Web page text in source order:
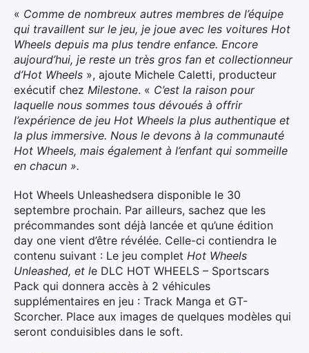
« Comme de nombreux autres membres de l’équipe
qui travaillent sur le jeu, je joue avec les voitures Hot
Wheels depuis ma plus tendre enfance. Encore
aujourd’hui, je reste un très gros fan et collectionneur
d’Hot Wheels », ajoute Michele Caletti, producteur
exécutif chez Milestone. « C’est la raison pour
laquelle nous sommes tous dévoués à offrir
l’expérience de jeu Hot Wheels la plus authentique et
la plus immersive. Nous le devons à la communauté
Hot Wheels, mais également à l’enfant qui sommeille
en chacun ».
Hot Wheels Unleashedsera disponible le 30
septembre prochain. Par ailleurs, sachez que les
précommandes sont déjà lancée et qu’une édition
day one vient d’être révélée. Celle-ci contiendra le
contenu suivant : Le jeu complet Hot Wheels
Unleashed, et le DLC HOT WHEELS – Sportscars
Pack qui donnera accès à 2 véhicules
supplémentaires en jeu : Track Manga et GT-
Scorcher. Place aux images de quelques modèles qui
seront conduisibles dans le soft.